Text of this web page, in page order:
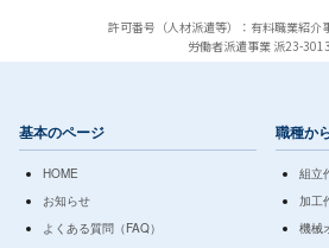
許可番号（人材派遣等）：有料職業紹介
労働者派遣事業 派23-
基本のページ
HOME
お知らせ
よくある質問（FAQ）
職種か
組立
加工
機械